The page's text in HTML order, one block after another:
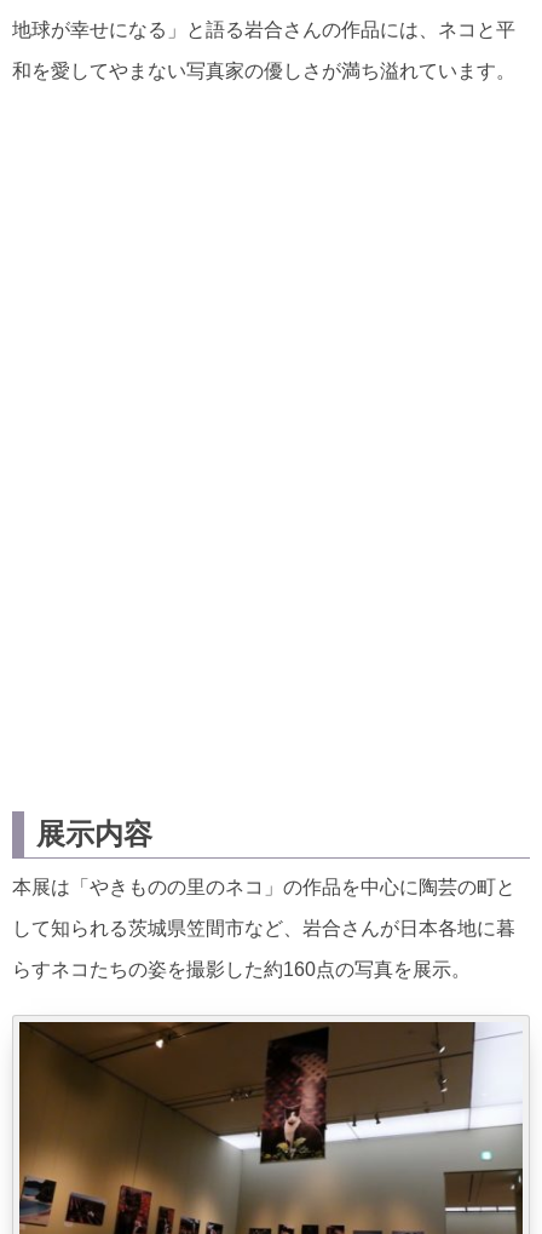
地球が幸せになる」と語る岩合さんの作品には、ネコと平
和を愛してやまない写真家の優しさが満ち溢れています。
展示内容
本展は「やきものの里のネコ」の作品を中心に陶芸の町と
して知られる茨城県笠間市など、岩合さんが日本各地に暮
らすネコたちの姿を撮影した約160点の写真を展示。